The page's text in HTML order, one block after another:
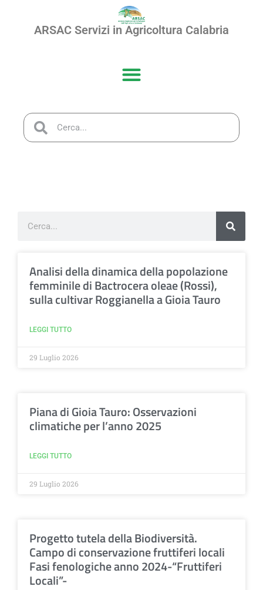
ARSAC Servizi in Agricoltura Calabria
Analisi della dinamica della popolazione
femminile di Bactrocera oleae (Rossi),
sulla cultivar Roggianella a Gioia Tauro
LEGGI TUTTO
29 Luglio 2026
Piana di Gioia Tauro: Osservazioni
climatiche per l’anno 2025
LEGGI TUTTO
29 Luglio 2026
Progetto tutela della Biodiversità.
Campo di conservazione fruttiferi locali
Fasi fenologiche anno 2024-“Fruttiferi
Locali”-